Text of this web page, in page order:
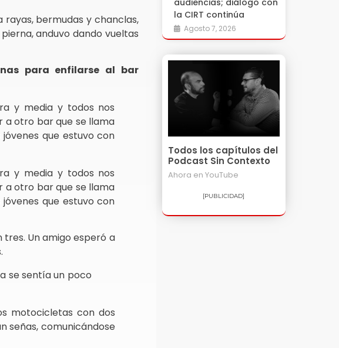
rayas, bermudas y chanclas,
anduvo dando vueltas
para enfilarse al bar
y media y todos nos
a otro bar que se llama
que estuvo con
y media y todos nos
a otro bar que se llama
que estuvo con
tres. Un amigo esperó a
se sentía un poco
motocicletas con dos
señas, comunicándose
audiencias; diálogo con
la CIRT continúa
Agosto 7, 2026
Todos los capítulos del
Podcast Sin Contexto
Ahora en YouTube
[PUBLICIDAD]